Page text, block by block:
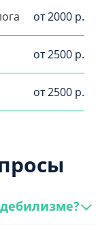
от 2000 р.
от 2500 р.
от 2500 р.